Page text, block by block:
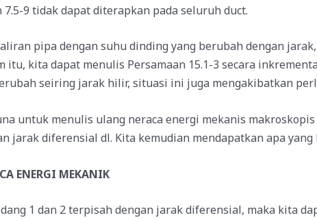
9 tidak dapat diterapkan pada seluruh duct.
pipa dengan suhu dinding yang berubah dengan
itu, kita dapat menulis Persamaan 15.1-3 secara
seiring jarak hilir, situasi ini juga mengakibatkan
untuk menulis ulang neraca energi mekanis
jarak diferensial dl. Kita kemudian mendapatkan apa yang
ENERGI MEKANIK
1 dan 2 terpisah dengan jarak diferensial, maka kita